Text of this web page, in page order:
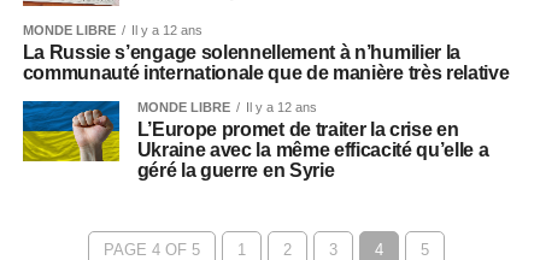
MONDE LIBRE Il y a 12 ans
La Russie s’engage solennellement à n’humilier la
communauté internationale que de manière très relative
MONDE LIBRE Il y a 12 ans
L’Europe promet de traiter la crise en
Ukraine avec la même efficacité qu’elle a
géré la guerre en Syrie
PAGE 4 OF 5 1 2 3 4 5